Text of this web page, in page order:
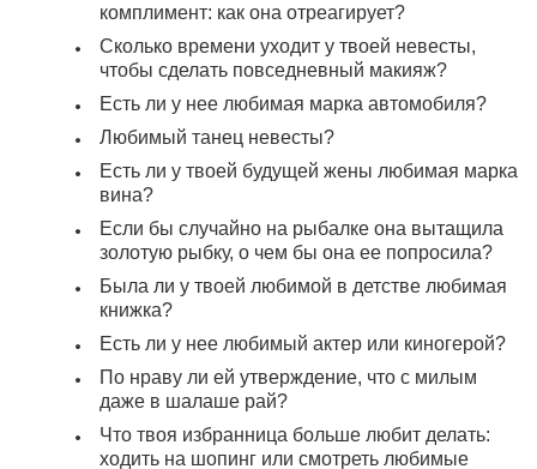
комплимент: как она отреагирует?
Сколько времени уходит у твоей невесты,
чтобы сделать повседневный макияж?
Есть ли у нее любимая марка автомобиля?
Любимый танец невесты?
Есть ли у твоей будущей жены любимая марка
вина?
Если бы случайно на рыбалке она вытащила
золотую рыбку, о чем бы она ее попросила?
Была ли у твоей любимой в детстве любимая
книжка?
Есть ли у нее любимый актер или киногерой?
По нраву ли ей утверждение, что с милым
даже в шалаше рай?
Что твоя избранница больше любит делать:
ходить на шопинг или смотреть любимые